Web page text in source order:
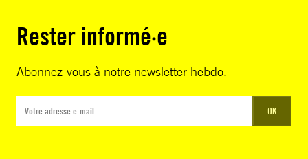
Rester informé·e
Abonnez-vous à notre newsletter hebdo.
OK